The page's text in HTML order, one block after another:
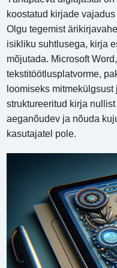
koostatud kirjade
Olgu tegemist
isikliku suhtlusega, kirja
mõjutada. Microsoft
tekstitöötlusplatvorme,
loomiseks
struktureeritud kirja
aeganõudev ja nõuda
kasutajatel pole.